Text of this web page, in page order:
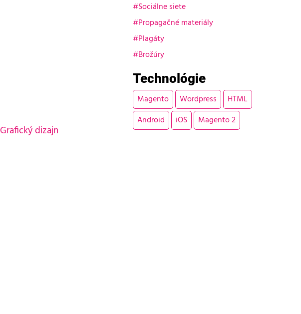
Grafický dizajn
Sociálne siete
Propagačné materiály
Plagáty
Brožúry
Technológie
Magento Wordpress
HTML
Android
iOS Magento 2